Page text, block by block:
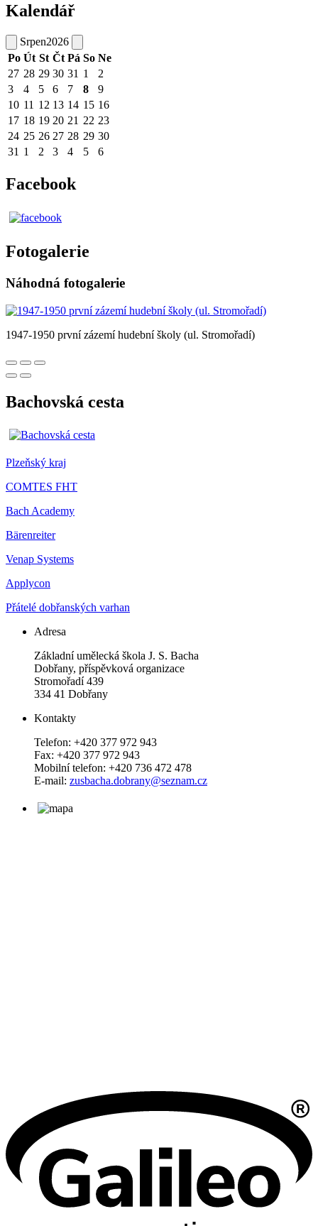
Kalendář
Srpen2026
Po Út St Čt Pá So Ne
27 28 29 30 31 1
2
3
4 5 6 7 8
9
10 11 12 13 14 15 16
17 18 19 20 21 22 23
24 25 26 27 28 29 30
31 1 2 3 4 5 6
Facebook
Fotogalerie
Náhodná fotogalerie
1947-1950 první zázemí hudební školy (ul. Stromořadí)
Bachovská cesta
Plzeňský kraj
COMTES FHT
Bach Academy
Bärenreiter
Venap Systems
Applycon
Přátelé dobřanských varhan
Adresa
Základní umělecká škola J. S. Bacha
Dobřany, příspěvková organizace
Stromořadí 439
334 41 Dobřany
Kontakty
Telefon: +420 377 972 943
Fax: +420 377 972 943
Mobilní telefon: +420 736 472 478
E-mail: zusbacha.dobrany@seznam.cz